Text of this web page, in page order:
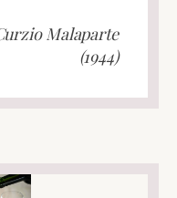
Malaparte
(1944)